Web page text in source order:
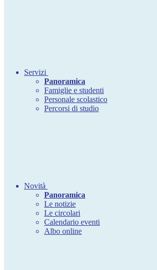
Servizi
Panoramica
Famiglie e studenti
Personale scolastico
Percorsi di studio
Novità
Panoramica
Le notizie
Le circolari
Calendario eventi
Albo online